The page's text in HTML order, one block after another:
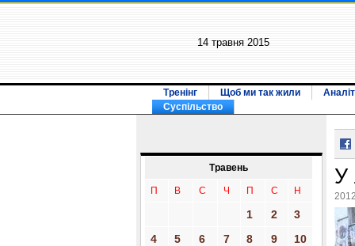
14 травня 2015
Тренінг Щоб ми так жили
Суспільство
Травень
П В С Ч П С Н
1 2
3
4
5 6 7 8 9
10
У